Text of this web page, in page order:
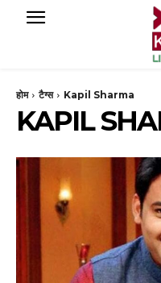
होम टैग्स Kapil Sharma
KAPIL